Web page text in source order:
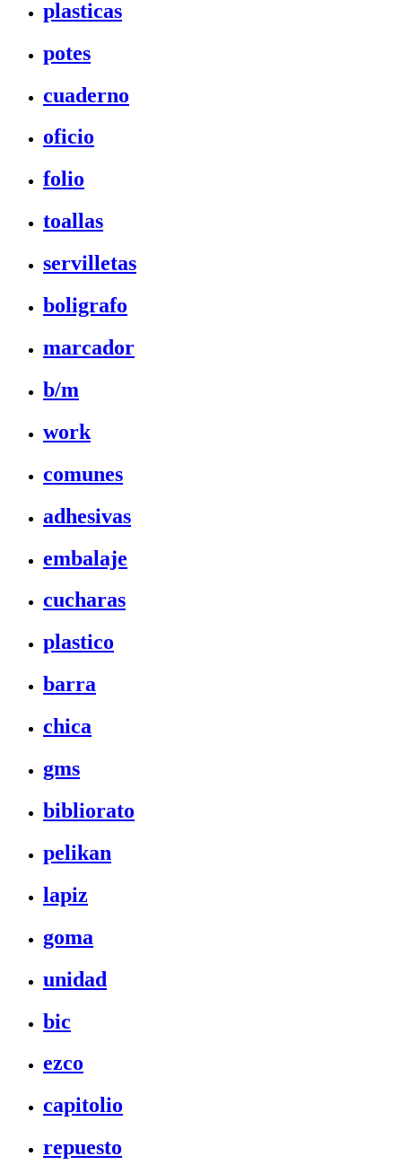
plasticas
potes
cuaderno
oficio
folio
toallas
servilletas
boligrafo
marcador
b/m
work
comunes
adhesivas
embalaje
cucharas
plastico
barra
chica
gms
bibliorato
pelikan
lapiz
goma
unidad
bic
ezco
capitolio
repuesto